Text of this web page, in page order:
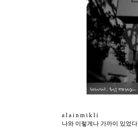
a l a i n m i k l i
나와 이렇게나 가까이 있었다